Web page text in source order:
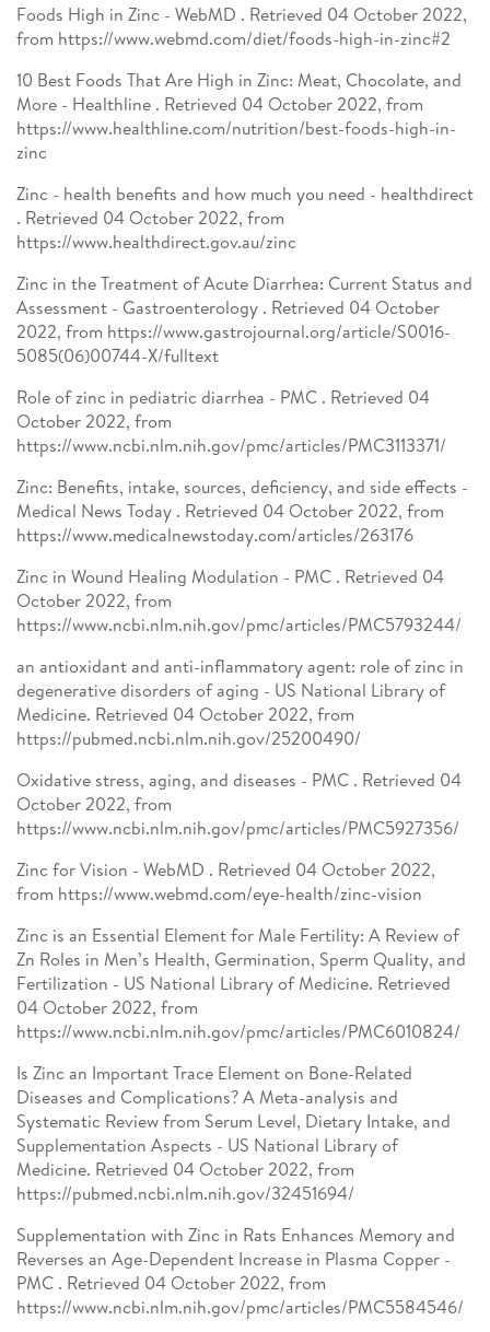
Foods High in Zinc - WebMD . Retrieved 04 October 2022,
from https://www.webmd.com/diet/foods-high-in-zinc#2
10 Best Foods That Are High in Zinc: Meat, Chocolate, and
More - Healthline . Retrieved 04 October 2022, from
https://www.healthline.com/nutrition/best-foods-high-in-
zinc
Zinc - health benefits and how much you need - healthdirect
. Retrieved 04 October 2022, from
https://www.healthdirect.gov.au/zinc
Zinc in the Treatment of Acute Diarrhea: Current Status and
Assessment - Gastroenterology . Retrieved 04 October
2022, from https://www.gastrojournal.org/article/S0016-
5085(06)00744-X/fulltext
Role of zinc in pediatric diarrhea - PMC . Retrieved 04
October 2022, from
https://www.ncbi.nlm.nih.gov/pmc/articles/PMC3113371/
Zinc: Benefits, intake, sources, deficiency, and side effects -
Medical News Today . Retrieved 04 October 2022, from
https://www.medicalnewstoday.com/articles/263176
Zinc in Wound Healing Modulation - PMC . Retrieved 04
October 2022, from
https://www.ncbi.nlm.nih.gov/pmc/articles/PMC5793244/
an antioxidant and anti-inflammatory agent: role of zinc in
degenerative disorders of aging - US National Library of
Medicine. Retrieved 04 October 2022, from
https://pubmed.ncbi.nlm.nih.gov/25200490/
Oxidative stress, aging, and diseases - PMC . Retrieved 04
October 2022, from
https://www.ncbi.nlm.nih.gov/pmc/articles/PMC5927356/
Zinc for Vision - WebMD . Retrieved 04 October 2022,
from https://www.webmd.com/eye-health/zinc-vision
Zinc is an Essential Element for Male Fertility: A Review of
Zn Roles in Men’s Health, Germination, Sperm Quality, and
Fertilization - US National Library of Medicine. Retrieved
04 October 2022, from
https://www.ncbi.nlm.nih.gov/pmc/articles/PMC6010824/
Is Zinc an Important Trace Element on Bone-Related
Diseases and Complications? A Meta-analysis and
Systematic Review from Serum Level, Dietary Intake, and
Supplementation Aspects - US National Library of
Medicine. Retrieved 04 October 2022, from
https://pubmed.ncbi.nlm.nih.gov/32451694/
Supplementation with Zinc in Rats Enhances Memory and
Reverses an Age-Dependent Increase in Plasma Copper -
PMC . Retrieved 04 October 2022, from
https://www.ncbi.nlm.nih.gov/pmc/articles/PMC5584546/